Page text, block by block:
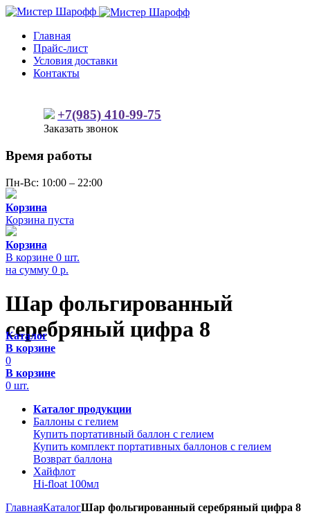
Главная
Прайс-лист
Условия доставки
Контакты
+7(985) 410-99-75
Заказать звонок
Время работы
Пн-Вс: 10:00 – 22:00
Корзина
Корзина пуста
Корзина
В корзине 0 шт.
на сумму 0 р.
Шар фольгированный
серебряный цифра 8
Каталог
В корзине
0
В корзине
0 шт.
Каталог продукции
Баллоны с гелием
Купить портативный баллон с гелием
Купить комплект портативных баллонов с гелием
Возврат баллона
Хайфлот
Hi-float 100мл
ГлавнаяКаталогШар фольгированный серебряный цифра 8